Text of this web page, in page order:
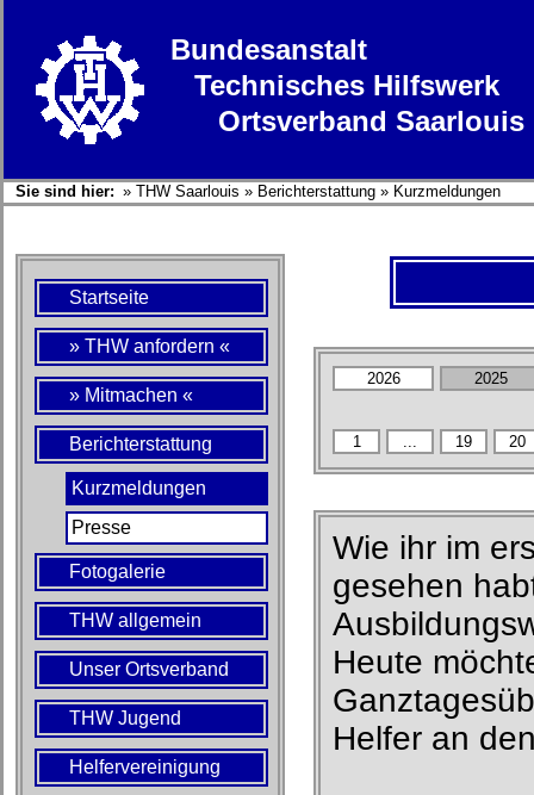
Bundesanstalt
Technisches Hilfswerk
Ortsverband Saarlouis
Sie sind hier: » THW Saarlouis » Berichterstattung » Kurzmeldungen
Startseite
» THW anfordern «
» Mitmachen «
Berichterstattung
Kurzmeldungen
Presse
Fotogalerie
THW allgemein
Unser Ortsverband
THW Jugend
Helfervereinigung
Wie ihr im
gesehen
Heute
Helfer an